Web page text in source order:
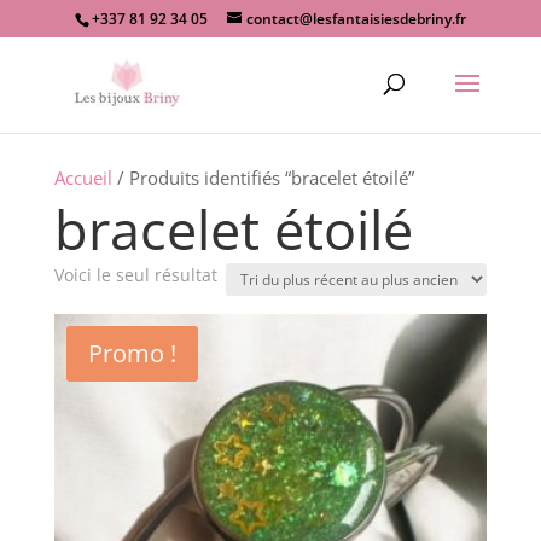
+337 81 92 34 05 contact@lesfantaisiesdebriny.fr
Accueil / Produits identifiés “bracelet étoilé”
bracelet étoilé
Voici le seul résultat
Promo !